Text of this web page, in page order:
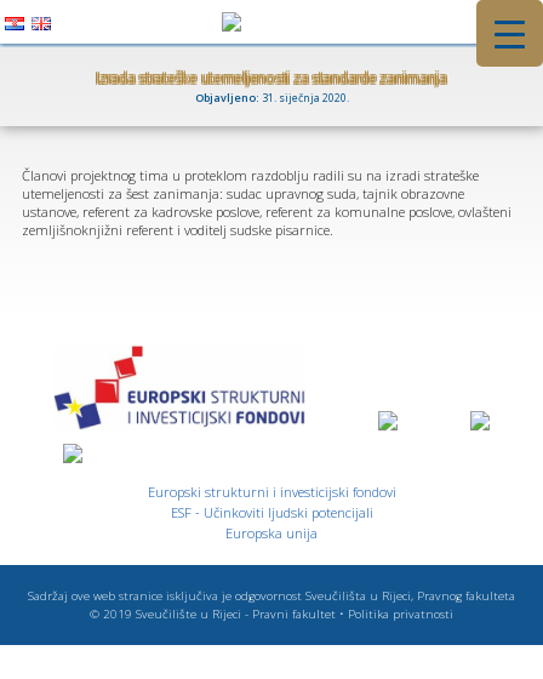
Preskoči
sadržaj
Izrada strateške utemeljenosti za standarde zanimanja
Objavljeno: 31. siječnja 2020.
Članovi projektnog tima u proteklom razdoblju radili su na izradi strateške
utemeljenosti za šest zanimanja: sudac upravnog suda, tajnik obrazovne
ustanove, referent za kadrovske poslove, referent za komunalne poslove, ovlašteni
zemljišnoknjižni referent i voditelj sudske pisarnice.
Europski strukturni i investicijski fondovi
ESF - Učinkoviti ljudski potencijali
Europska unija
Sadržaj ove web stranice isključiva je odgovornost Sveučilišta u Rijeci, Pravnog fakulteta
© 2019 Sveučilište u Rijeci - Pravni fakultet • Politika privatnosti